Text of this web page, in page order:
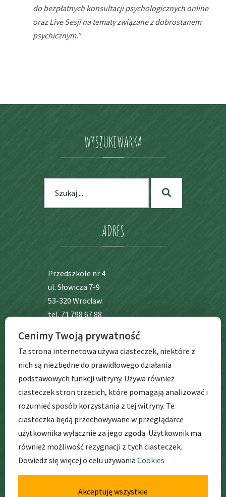
do bezpłatnych konsultacji psychologicznych online
oraz Live Sesji na tematy związane z dobrostanem
psychicznym.”
WYSZUKIWARKA
dla:
ADRES
Przedszkole nr 4
ul. Słowicza 7-9
53-320 Wrocław
tel. 71 798 67 88
BIP
GODZINYPRACY
Cenimy Twoją prywatność
Ta strona internetowa używa ciasteczek, niektóre z
nich są niezbędne do prawidłowego działania
podstawowych funkcji witryny. Używa również
ciasteczek stron trzecich, które pomagają analizować i
rozumieć sposób korzystania z tej witryny. Te
ciasteczka będą przechowywane w przeglądarce
użytkownika wyłącznie za jego zgodą. Użytkownik ma
również możliwość rezygnacji z tych ciasteczek.
Dowiedz się więcej o celu używania Cookies
Akceptuję wszystkie